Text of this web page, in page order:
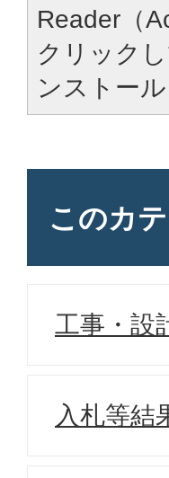
Reader（
クリック
ンストー
このカ
工事・設
入札等結